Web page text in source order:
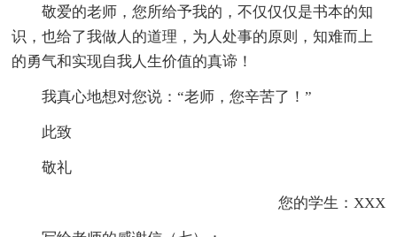
敬爱的老师，您所给予我的，不仅仅仅是书本的知
识，也给了我做人的道理，为人处事的原则，知难而上
的勇气和实现自我人生价值的真谛！
我真心地想对您说：“老师，您辛苦了！”
此致
敬礼
您的学生：XXX